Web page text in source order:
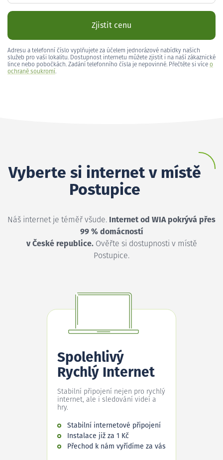
Zjistit cenu
Adresu a telefonní číslo vyplňujete za účelem jednorázové nabídky našich
služeb pro vaši lokalitu. Dostupnost internetu můžete zjistit i na naší zákaznické
lince nebo pobočkách. Zadání telefonního čísla je nepovinné. Přečtěte si více o
ochraně soukromí.
Vyberte si internet v místě
Postupice
Náš internet je téměř všude. Internet od WIA pokrývá přes
99 % domácností
v České republice.Ověřte si dostupnosti v místě
Postupice.
Spolehlivý
Rychlý Internet
Stabilní připojení nejen pro rychlý
internet, ale i sledování videí a
hry.
Stabilní internetové připojení
Instalace již za 1 Kč
Přechod k nám vyřídíme za vás